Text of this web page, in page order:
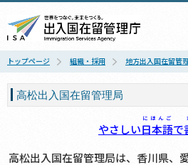
トップページ 組織・採用 地方出入国在留管
高松出入国在留管理局
やさしい日本語
にほんご
で
高松出入国在留管理局は、香川県、